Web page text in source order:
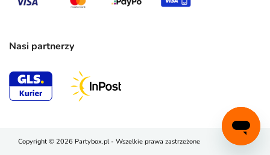
Nasi partnerzy
Copyright © 2026 Partybox.pl - Wszelkie prawa zastrzeżone